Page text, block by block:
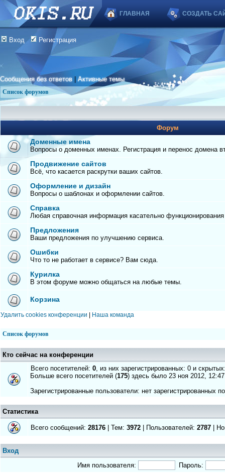
ГЛАВНАЯ СОЗДАТЬ
Вход Регистрация
Сообщения без ответов |Активные темы
Список форумов
Форум
Доменные имена
Вопросы о доменных именах. Регистрация и перенос домена
Продвижение сайтов
Всё, что касается раскрутки ваших сайтов.
Оформление и дизайн
Вопросы о шаблонах и оформлении сайтов.
Справка
Любая справочная информация касательно
Предложения
Ваши предложения по улучшению сервиса.
Ошибки
Что то не работает в сервисе? Вам сюда.
Курилка
В этом форуме можно общаться на любые темы.
Корзина
Удалить cookies конференции Наша команда
Список форумов
Кто сейчас на конференции
Всего посетителей: 0, из них зарегистрированных: 0 и
Больше всего посетителей (175) здесь было 23 ноя 2012, 12:47
Зарегистрированные пользователи: нет зарегистрированных
Статистика
Всего сообщений: 28176 | Тем: 3972 | Пользователей: 2787 |
Вход
Имя пользователя:
Пароль: